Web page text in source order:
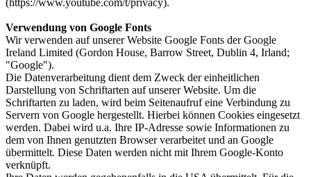
Verwendung von Google Fonts
Wir verwenden auf unserer Website Google Fonts der Google
Ireland Limited (Gordon House, Barrow Street, Dublin 4, Irland;
"Google").
Die Datenverarbeitung dient dem Zweck der einheitlichen
Darstellung von Schriftarten auf unserer Website. Um die
Schriftarten zu laden, wird beim Seitenaufruf eine Verbindung zu
Servern von Google hergestellt. Hierbei können Cookies eingesetzt
werden. Dabei wird u.a. Ihre IP-Adresse sowie Informationen zu
dem von Ihnen genutzten Browser verarbeitet und an Google
übermittelt. Diese Daten werden nicht mit Ihrem Google-Konto
verknüpft.